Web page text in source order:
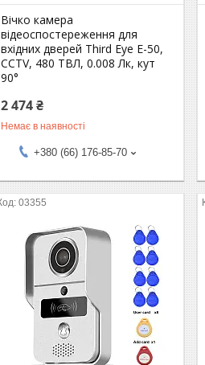
Вічко камера
відеоспостереження для
вхідних дверей Third Eye E-50,
CCTV, 480 ТВЛ, 0.008 Лк, кут
90°
2 474 ₴
Немає в наявності
+380 (66) 176-85-70
03355